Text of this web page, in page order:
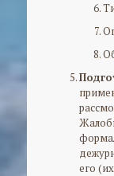
его